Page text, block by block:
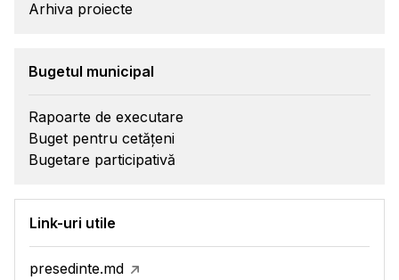
Arhiva proiecte
Bugetul municipal
Rapoarte de executare
Buget pentru cetățeni
Bugetare participativă
Link-uri utile
presedinte.md